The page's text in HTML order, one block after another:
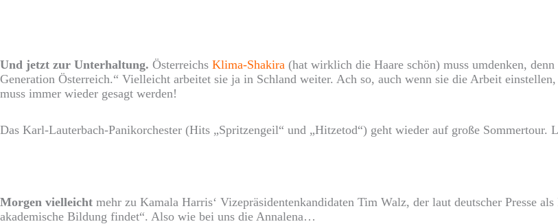
Und jetzt zur Unterhaltung. Österreichs Klima-Shakira (hat wirklich die Haare schön) muss umdenken,
Generation Österreich.“ Vielleicht arbeitet sie ja in Schland weiter. Ach so, auch wenn sie die Arbeit
muss immer wieder gesagt werden!
Das Karl-Lauterbach-Panikorchester (Hits „Spritzengeil“ und „Hitzetod“) geht wieder auf große Sommertour.
Morgen vielleicht mehr zu Kamala Harris‘ Vizepräsidentenkandidaten Tim Walz, der laut deutscher Presse
akademische Bildung findet“. Also wie bei uns die Annalena…